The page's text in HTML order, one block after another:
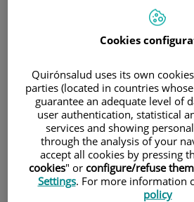
A petición de una lectora,
por el agrandamiento de
hemos pedido al Dr.
que nos explique qué es
se debe y como se
Cookies
Quirónsalud uses its own
parties (located in countries
guarantee an adequate level of
user authentication, statistical
services and showing
through the analysis of your
accept all cookies by pressing
cookies" or configure/refuse them
Settings. For more information
policy